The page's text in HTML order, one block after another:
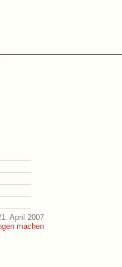
April 2007